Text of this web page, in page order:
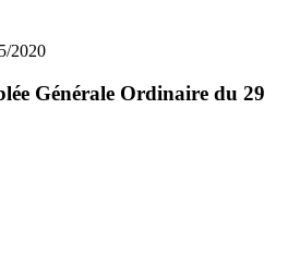
2020
Générale Ordinaire du 29